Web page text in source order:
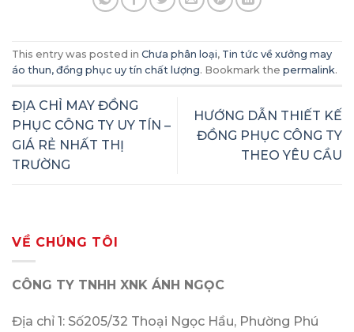
This entry was posted in Chưa phân loại, Tin tức về xưởng may
áo thun, đồng phục uy tín chất lượng. Bookmark the permalink.
ĐỊA CHỈ MAY ĐỒNG
PHỤC CÔNG TY UY TÍN –
GIÁ RẺ NHẤT THỊ
TRƯỜNG
HƯỚNG DẪN THIẾT KẾ
ĐỒNG PHỤC CÔNG TY
THEO YÊU CẦU
VỀ CHÚNG TÔI
CÔNG TY TNHH XNK ÁNH NGỌC
Địa chỉ 1: Số205/32 Thoại Ngọc Hầu, Phường Phú